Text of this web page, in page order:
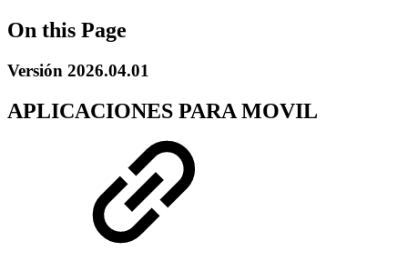
On this Page
Versión 2026.04.01
APLICACIONES PARA MOVIL